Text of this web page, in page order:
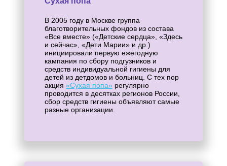
В 2005 году в Москве группа
благотворительных фондов из состава
«Все вместе» («Детские сердца», «Здесь
и сейчас», «Дети Марии» и др.)
инициировали первую ежегодную
кампания по сбору подгузников и
средств индивидуальной гигиены для
детей из детдомов и больниц. С тех пор
акция «Сухая попа» регулярно
проводится в десятках регионов России,
сбор средств гигиены объявляют самые
разные организации.